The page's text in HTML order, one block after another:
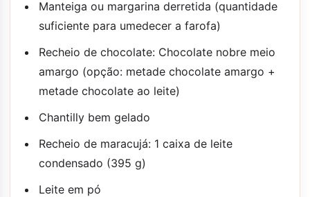
Manteiga ou margarina derretida (quantidade
suficiente para umedecer a farofa)
Recheio de chocolate: Chocolate nobre meio
amargo (opção: metade chocolate amargo +
metade chocolate ao leite)
Chantilly bem gelado
Recheio de maracujá: 1 caixa de leite
condensado (395 g)
Leite em pó